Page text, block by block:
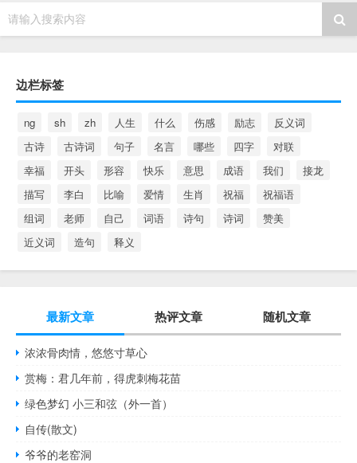
请输入搜索内容
边栏标签
ng sh zh 人生 什么 伤感 励志
反义词
古诗
古诗词 句子 名言 哪些 四字
对联
幸福
开头 形容 快乐 意思 成语 我们
接龙
描写
李白 比喻 爱情 生肖 祝福
祝福语
组词
老师 自己 词语 诗句 诗词
赞美
近义词
造句 释义
最新文章 热评文章 随机文章
浓浓骨肉情，悠悠寸草心
赏梅：君几年前，得虎刺梅花苗
绿色梦幻 小三和弦（外一首）
自传(散文)
爷爷的老窑洞